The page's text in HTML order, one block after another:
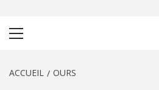
ACCUEIL OURS